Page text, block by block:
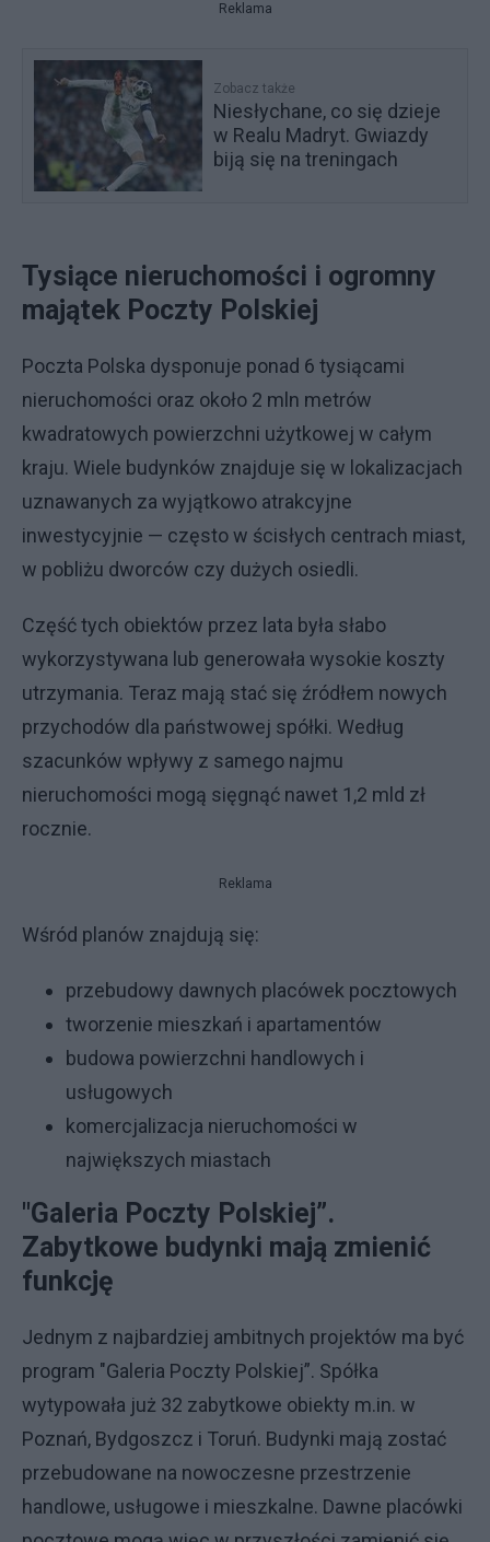
Reklama
Zobacz także
Niesłychane, co się dzieje
w Realu Madryt. Gwiazdy
biją się na treningach
Tysiące nieruchomości i ogromny
majątek Poczty Polskiej
Poczta Polska dysponuje ponad 6 tysiącami
nieruchomości oraz około 2 mln metrów
kwadratowych powierzchni użytkowej w całym
kraju. Wiele budynków znajduje się w lokalizacjach
uznawanych za wyjątkowo atrakcyjne
inwestycyjnie — często w ścisłych centrach miast,
w pobliżu dworców czy dużych osiedli.
Część tych obiektów przez lata była słabo
wykorzystywana lub generowała wysokie koszty
utrzymania. Teraz mają stać się źródłem nowych
przychodów dla państwowej spółki. Według
szacunków wpływy z samego najmu
nieruchomości mogą sięgnąć nawet 1,2 mld zł
rocznie.
Reklama
Wśród planów znajdują się:
przebudowy dawnych placówek pocztowych
tworzenie mieszkań i apartamentów
budowa powierzchni handlowych i
usługowych
komercjalizacja nieruchomości w
największych miastach
"Galeria Poczty Polskiej”.
Zabytkowe budynki mają zmienić
funkcję
Jednym z najbardziej ambitnych projektów ma być
program "Galeria Poczty Polskiej”. Spółka
wytypowała już 32 zabytkowe obiekty m.in. w
Poznań, Bydgoszcz i Toruń. Budynki mają zostać
przebudowane na nowoczesne przestrzenie
handlowe, usługowe i mieszkalne. Dawne placówki